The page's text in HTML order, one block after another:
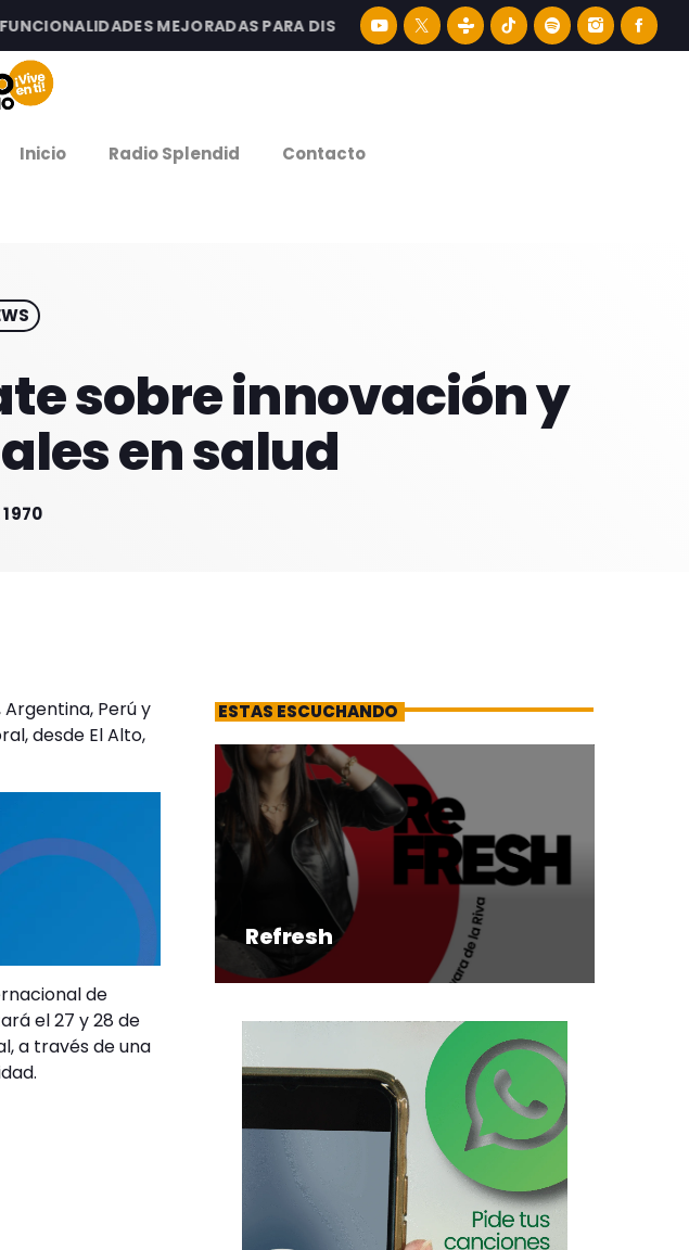
MEJORADAS PARA DISFRUTAR LA MEJOR MÚSICA LATINA Y
Inicio Radio Splendid Contacto
sobre innovación y
en salud
1970
Perú y
desde El Alto,
de
el 27 y 28 de
a través de una
ESTAS ESCUCHANDO
Refresh